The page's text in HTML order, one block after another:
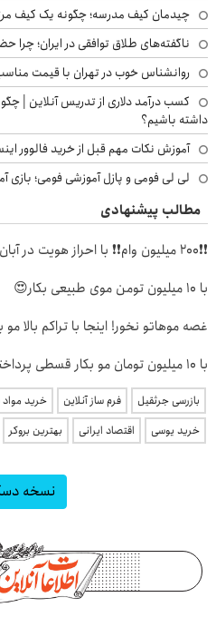
چیدمان کیف مدرسه؛ چگونه یک کیف
ناگفته‌های طلاق توافقی در ایران؛
روانشناس خوب در تهران با قیمت
کسب درآمد دلاری از تدریس آنلاین |
داشته باشیم؟
آموزش نکات مهم قبل از خرید فالوور
لی لی فومی و پازل آموزشی فومی؛ بازی
مطالب پیشنهادی
❗❗200 میلیون وام❗❗ با احراز هویت در آبان تتر
با 10 میلیون تومن موی طبیعی بکار😍
غصه موهاتو نخور! اینجا با تراکم
با 10 میلیون تومان مو بکار قسطی پرداختش کن😍
بازرسی جرثقیل فرم ساز آنلاین خرید مواد
خرید یوسی
اقتصاد ایرانی بهترین بروکر
نسخه